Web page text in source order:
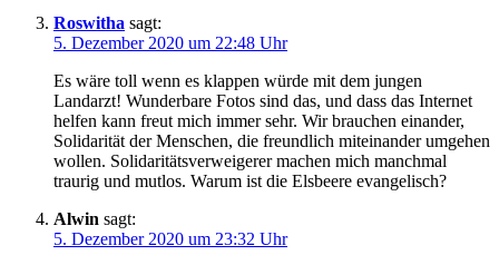
Roswitha sagt:
5. Dezember 2020 um 22:48 Uhr
Es wäre toll wenn es klappen würde mit dem jungen
Landarzt! Wunderbare Fotos sind das, und dass das Internet
helfen kann freut mich immer sehr. Wir brauchen einander,
Solidarität der Menschen, die freundlich miteinander umgehen
wollen. Solidaritätsverweigerer machen mich manchmal
traurig und mutlos. Warum ist die Elsbeere evangelisch?
Alwin sagt:
5. Dezember 2020 um 23:32 Uhr